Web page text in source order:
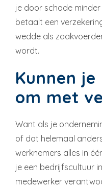
je door schade
betaalt een
wedde als
wordt.
Kunnen
om met
Want als je
of dat helemaal
werknemers alles in
je een bedrijfscultuur
medewerker